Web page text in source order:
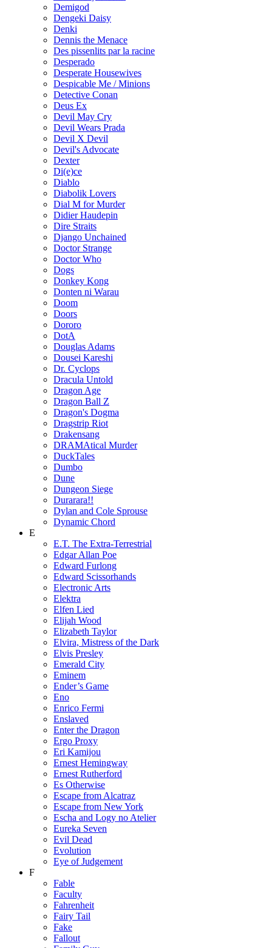
Demigod
Dengeki Daisy
Denki
Dennis the Menace
Des pissenlits par la racine
Desperado
Desperate Housewives
Despicable Me / Minions
Detective Conan
Deus Ex
Devil May Cry
Devil Wears Prada
Devil X Devil
Devil's Advocate
Dexter
Di(e)ce
Diablo
Diabolik Lovers
Dial M for Murder
Didier Haudepin
Dire Straits
Django Unchained
Doctor Strange
Doctor Who
Dogs
Donkey Kong
Donten ni Warau
Doom
Doors
Dororo
DotA
Douglas Adams
Dousei Kareshi
Dr. Cyclops
Dracula Untold
Dragon Age
Dragon Ball Z
Dragon's Dogma
Dragstrip Riot
Drakensang
DRAMAtical Murder
DuckTales
Dumbo
Dune
Dungeon Siege
Durarara!!
Dylan and Cole Sprouse
Dynamic Chord
E
E.T. The Extra-Terrestrial
Edgar Allan Poe
Edward Furlong
Edward Scissorhands
Electronic Arts
Elektra
Elfen Lied
Elijah Wood
Elizabeth Taylor
Elvira, Mistress of the Dark
Elvis Presley
Emerald City
Eminem
Ender’s Game
Eno
Enrico Fermi
Enslaved
Enter the Dragon
Ergo Proxy
Eri Kamijou
Ernest Hemingway
Ernest Rutherford
Es Otherwise
Escape from Alcatraz
Escape from New York
Escha and Logy no Atelier
Eureka Seven
Evil Dead
Evolution
Eye of Judgement
F
Fable
Faculty
Fahrenheit
Fairy Tail
Fake
Fallout